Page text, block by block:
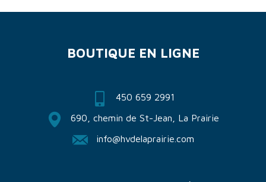
BOUTIQUE EN LIGNE
450 659 2991
690, chemin de St-Jean, La Prairie
info@hvdelaprairie.com